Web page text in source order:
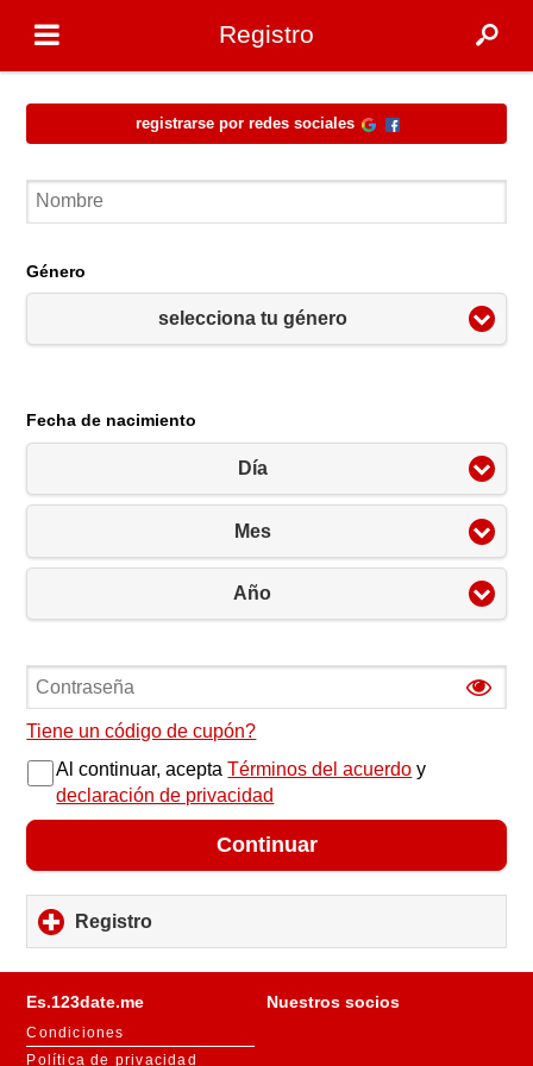
Registro
Registrarse por redes sociales
Género
selecciona tu género
Fecha de nacimiento
Día
Mes
Año
Tiene un código de cupón?
Al continuar, aceptaTérminos del acuerdo y
declaración de privacidad
Continuar
Registro
to
expand
Es.123date.me
Condiciones
Política de privacidad
Nuestros socios